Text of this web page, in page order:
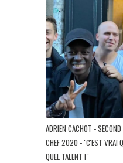
ADRIEN CACHOT -
CHEF 2020 - "C'EST VRAI
QUEL TALENT !"